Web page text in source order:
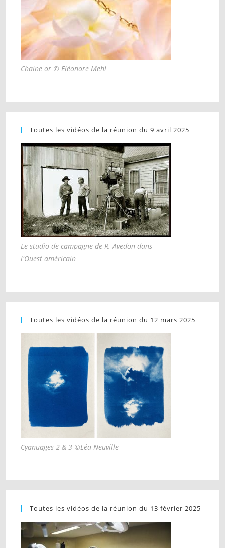
Chaine or © Eléonore Mehl
Toutes les vidéos de la réunion du 9 avril 2025
Le studio de campagne de R. Avedon dans
l'Ouest américain
Toutes les vidéos de la réunion du 12 mars 2025
Cyanuages 2 & 3 ©Léa Neuville
Toutes les vidéos de la réunion du 13 février 2025